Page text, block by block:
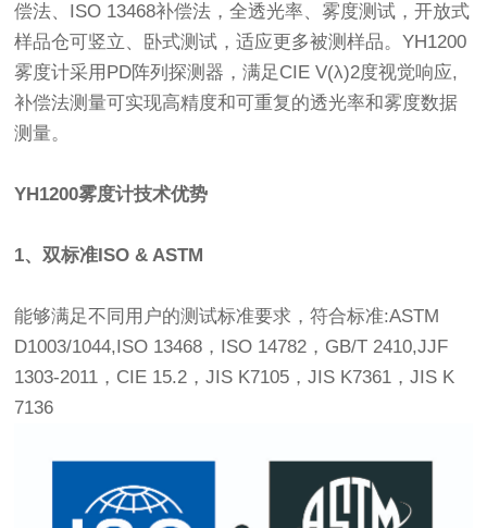
偿法、ISO 13468补偿法，全透光率、雾度测试，开放式
样品仓可竖立、卧式测试，适应更多被测样品。YH1200
雾度计采用PD阵列探测器，满足CIE V(λ)2度视觉响应,
补偿法测量可实现高精度和可重复的透光率和雾度数据
测量。
YH1200雾度计技术优势
1、双标准ISO & ASTM
能够满足不同用户的测试标准要求，符合标准:ASTM
D1003/1044,ISO 13468，ISO 14782，GB/T 2410,JJF
1303-2011，CIE 15.2，JIS K7105，JIS K7361，JIS K
7136